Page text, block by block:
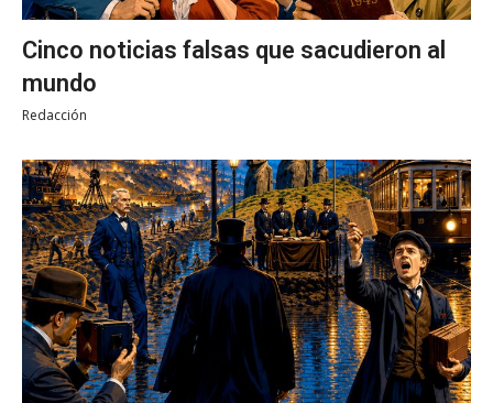
Cinco noticias falsas que sacudieron al
mundo
Redacción